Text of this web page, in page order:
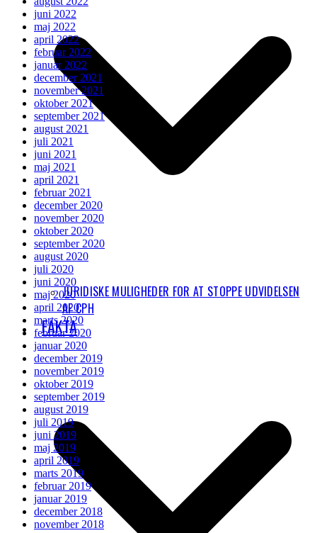
JURIDISKE MULIGHEDER FOR AT STOPPE UDVIDELSEN
AF CPH
FAKTA
juni 2022
maj 2022
april 2022
februar 2022
januar 2022
december 2021
november 2021
oktober 2021
september 2021
august 2021
juli 2021
juni 2021
maj 2021
april 2021
februar 2021
december 2020
november 2020
oktober 2020
september 2020
august 2020
juli 2020
juni 2020
maj 2020
april 2020
marts 2020
februar 2020
januar 2020
december 2019
november 2019
oktober 2019
september 2019
august 2019
juli 2019
juni 2019
maj 2019
april 2019
marts 2019
februar 2019
januar 2019
december 2018
november 2018